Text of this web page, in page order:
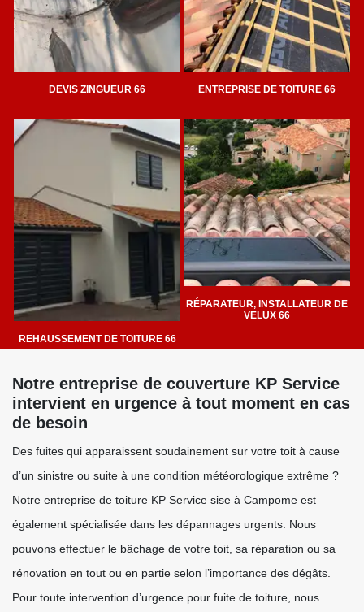
DEVIS ZINGUEUR 66 ENTREPRISE DE TOITURE 66
REHAUSSEMENT DE TOITURE 66
RÉPARATEUR, INSTALLATEUR DE
VELUX 66
Notre entreprise de couverture KP Service
intervient en urgence à tout moment en cas
de besoin
Des fuites qui apparaissent soudainement sur votre toit à cause
d’un sinistre ou suite à une condition météorologique extrême ?
Notre entreprise de toiture KP Service sise à Campome est
également spécialisée dans les dépannages urgents. Nous
pouvons effectuer le bâchage de votre toit, sa réparation ou sa
rénovation en tout ou en partie selon l’importance des dégâts.
Pour toute intervention d’urgence pour fuite de toiture, nous